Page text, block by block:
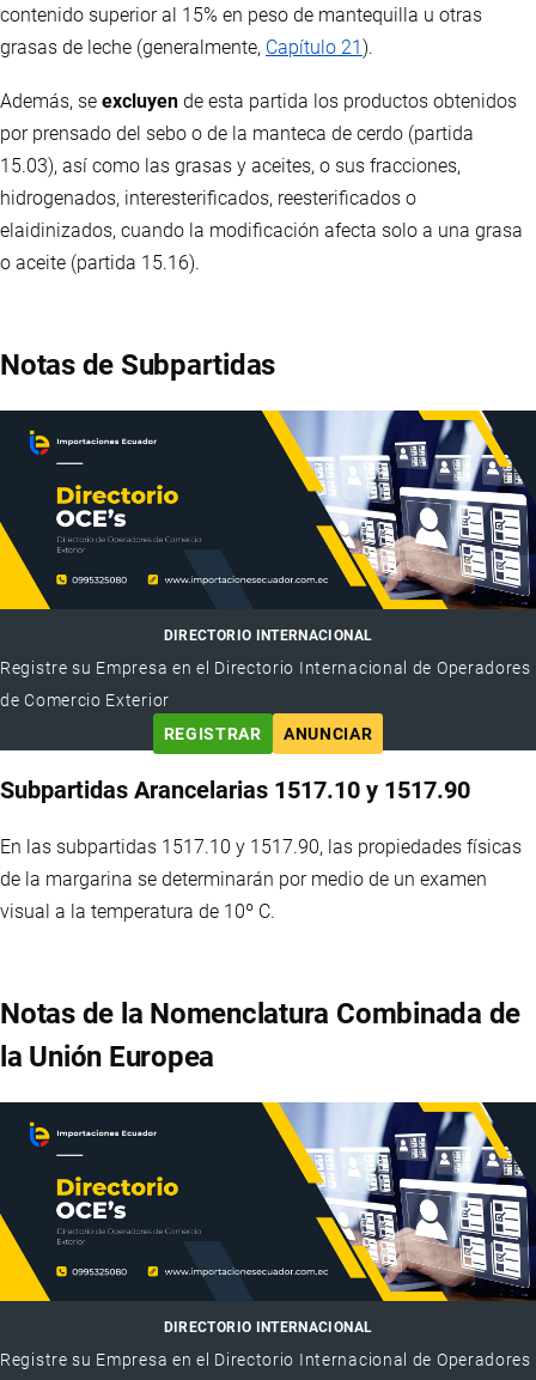
contenido superior al 15% en peso de mantequilla u otras
grasas de leche (generalmente, Capítulo 21 ).
Además, se excluyen de esta partida los productos obtenidos
por prensado del sebo o de la manteca de cerdo (partida
15.03), así como las grasas y aceites, o sus fracciones,
hidrogenados, interesterificados, reesterificados o
elaidinizados, cuando la modificación afecta solo a una grasa
o aceite (partida 15.16).
Notas de Subpartidas
DIRECTORIO INTERNACIONAL
Registre su Empresa en el Directorio Internacional de Operadores
de Comercio Exterior
REGISTRAR
ANUNCIAR
Subpartidas Arancelarias 1517.10 y 1517.90
En las subpartidas 1517.10 y 1517.90, las propiedades físicas
de la margarina se determinarán por medio de un examen
visual a la temperatura de 10º C.
Notas de la Nomenclatura Combinada de
la Unión Europea
DIRECTORIO INTERNACIONAL
Registre su Empresa en el Directorio Internacional de Operadores